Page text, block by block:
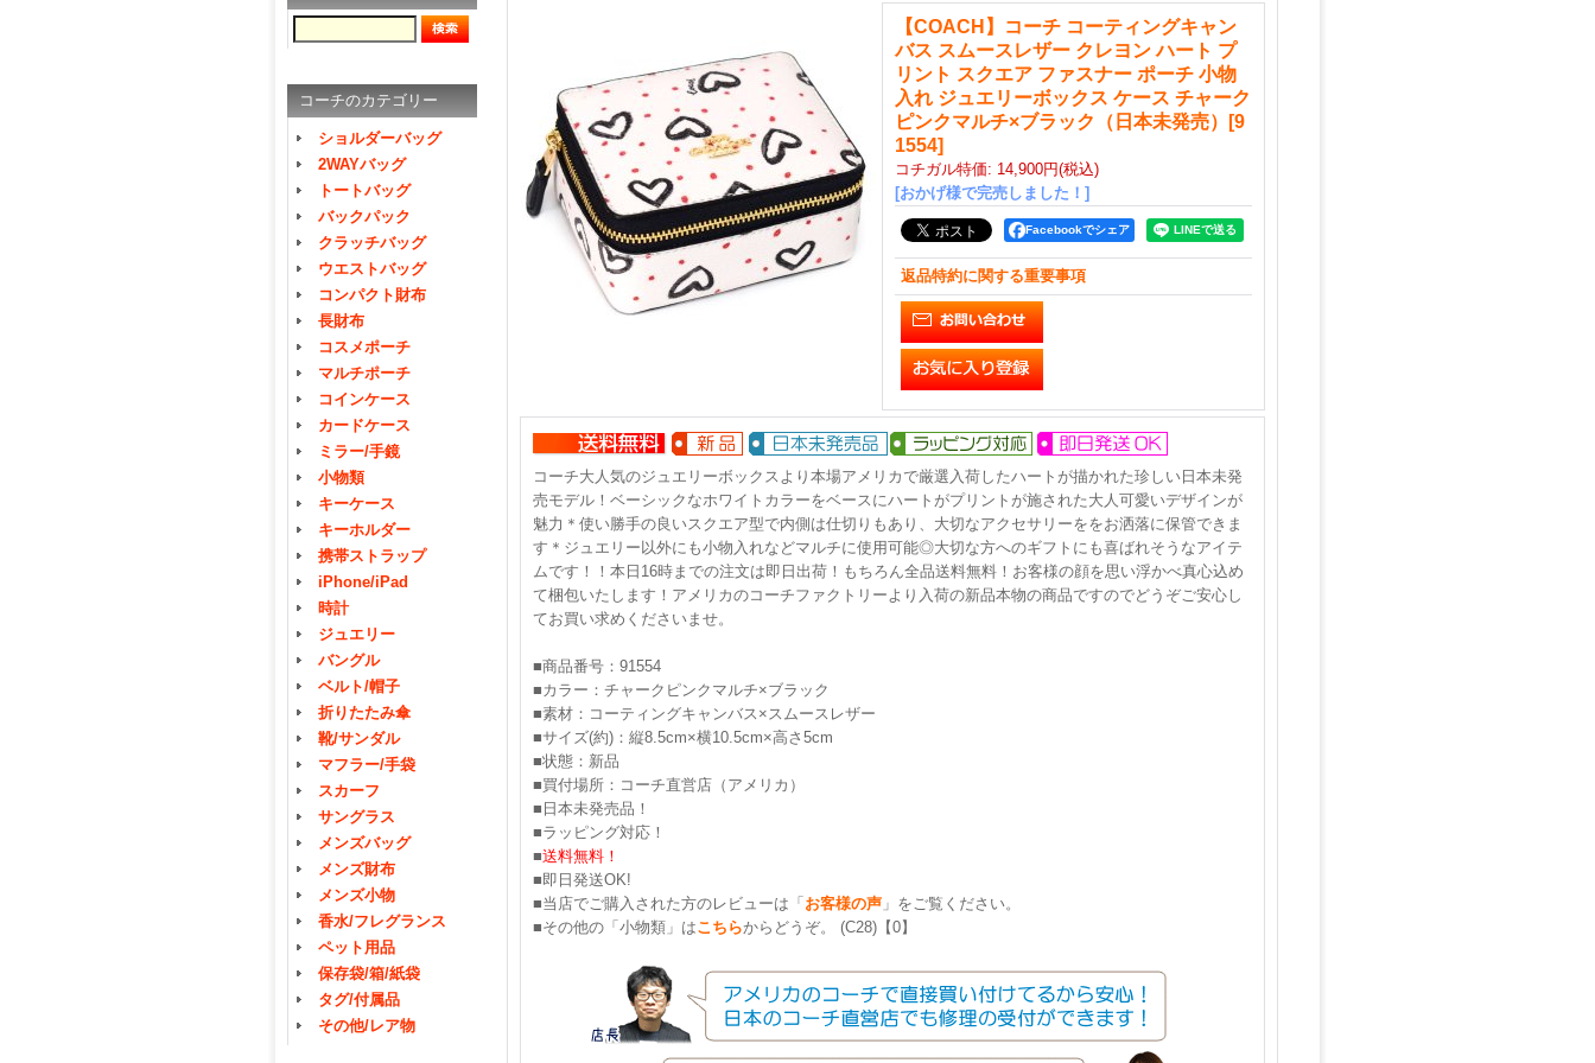
コーチのカテゴリー
ショルダーバッグ
2WAYバッグ
トートバッグ
バックパック
クラッチバッグ
ウエストバッグ
コンパクト財布
長財布
コスメポーチ
マルチポーチ
コインケース
カードケース
ミラー/手鏡
小物類
キーケース
キーホルダー
携帯ストラップ
iPhone/iPad
時計
ジュエリー
バングル
ベルト/帽子
折りたたみ傘
靴/サンダル
マフラー/手袋
スカーフ
サングラス
メンズバッグ
メンズ財布
メンズ小物
香水/フレグランス
ペット用品
保存袋/箱/紙袋
タグ/付属品
その他/レア物
【COACH】コーチ コーティングキャン
バス スムースレザー クレヨン ハート プ
リント スクエア ファスナー ポーチ 小物
入れ ジュエリーボックス ケース チャーク
ピンクマルチ×ブラック（日本未発売）
[9
1554]
コチガル特価: 14,900円(税込)
[おかげ様で完売しました！]
Facebookでシェア
返品特約に関する重要事項
コーチ大人気のジュエリーボックスより本場アメリカで厳選入荷したハートが描かれた珍しい日本未発
売モデル！ベーシックなホワイトカラーをベースにハートがプリントが施された大人可愛いデザインが
魅力＊使い勝手の良いスクエア型で内側は仕切りもあり、大切なアクセサリーををお洒落に保管できま
す＊ジュエリー以外にも小物入れなどマルチに使用可能◎大切な方へのギフトにも喜ばれそうなアイテ
ムです！！本日16時までの注文は即日出荷！もちろん全品送料無料！お客様の顔を思い浮かべ真心込め
て梱包いたします！アメリカのコーチファクトリーより入荷の新品本物の商品ですのでどうぞご安心し
てお買い求めくださいませ。
■商品番号：91554
■カラー：チャークピンクマルチ×ブラック
■素材：コーティングキャンバス×スムースレザー
■サイズ(約)：縦8.5cm×横10.5cm×高さ5cm
■状態：新品
■買付場所：コーチ直営店（アメリカ）
■日本未発売品！
■ラッピング対応！
■送料無料！
■即日発送OK!
■当店でご購入された方のレビューは「 お客様の声 」をご覧ください。
■その他の「小物類」はこちらからどうぞ。 (C28)【0】